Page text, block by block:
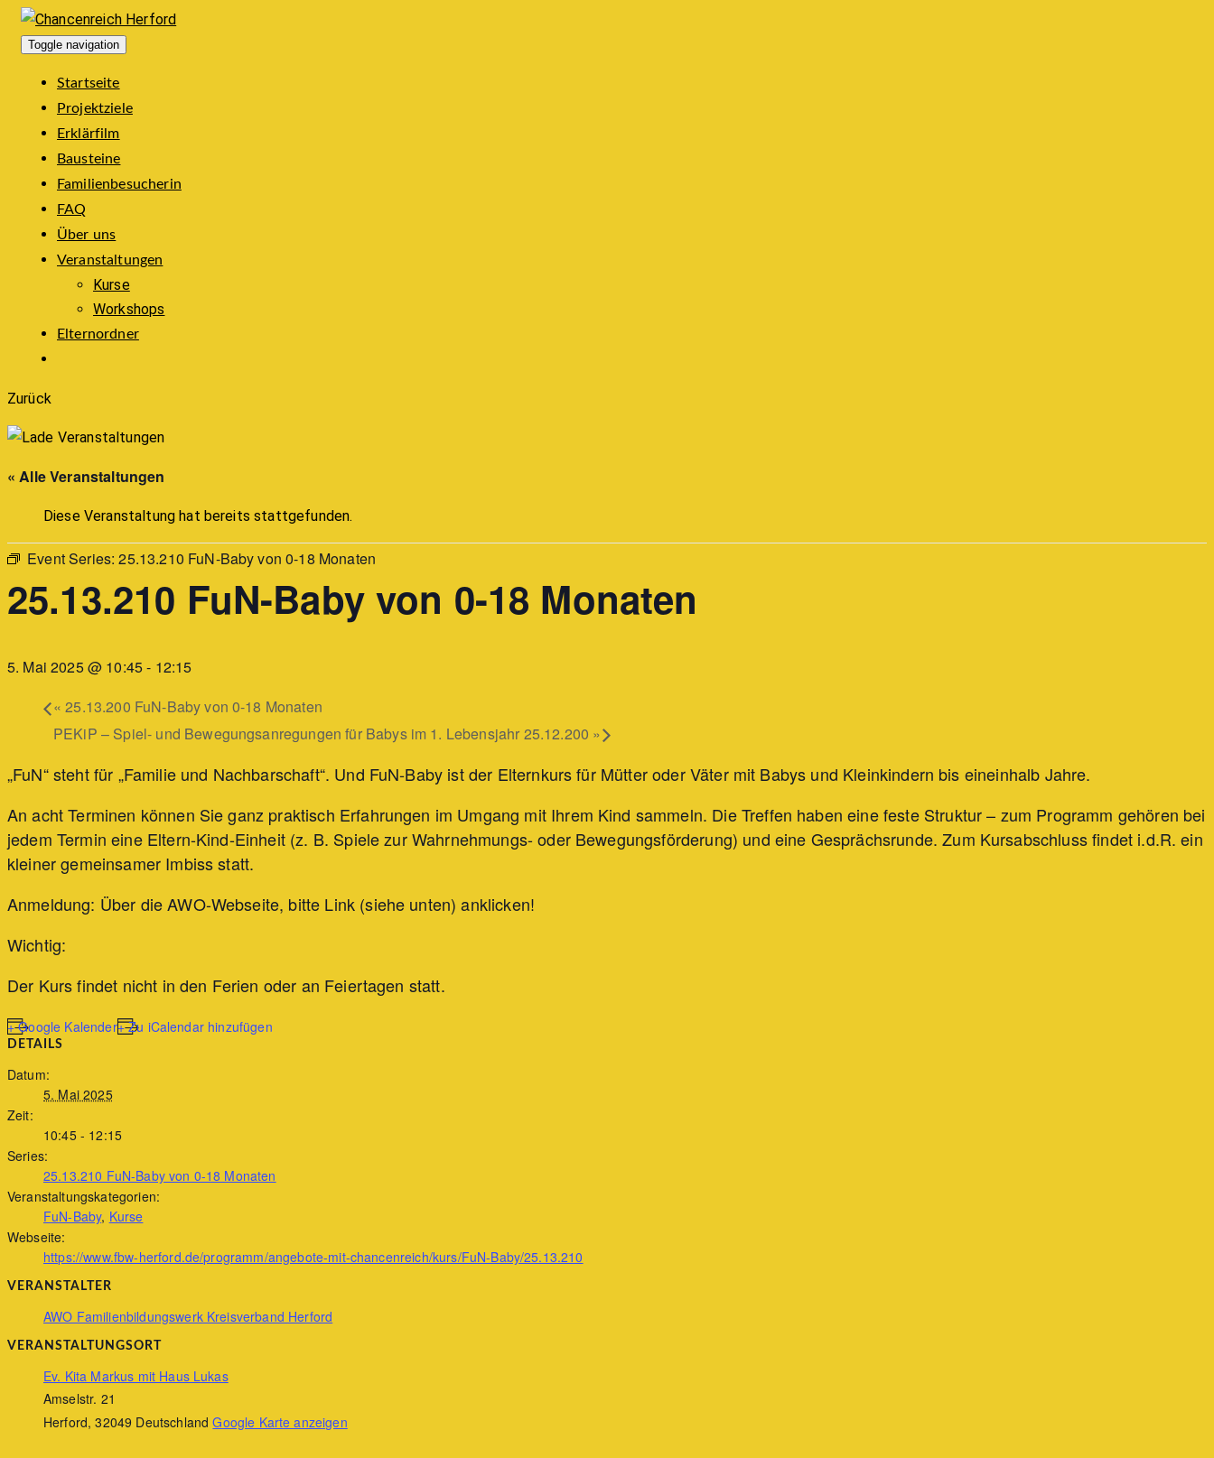
Toggle navigation
Startseite
Projektziele
Erklärfilm
Bausteine
Familienbesucherin
FAQ
Über uns
Veranstaltungen
Kurse
Workshops
Elternordner
Zurück
« Alle Veranstaltungen
Diese Veranstaltung hat bereits stattgefunden.
Event Series:25.13.210 FuN-Baby von 0-18 Monaten
25.13.210 FuN-Baby von 0-18 Monaten
5. Mai 2025 @ 10:45- 12:15
« 25.13.200 FuN-Baby von 0-18 Monaten
PEKiP – Spiel- und Bewegungsanregungen für Babys im 1. Lebensjahr 25.12.200 »
„FuN“ steht für „Familie und Nachbarschaft“. Und FuN-Baby ist der Elternkurs für Mütter oder Väter mit Babys und Kleinkindern bis eineinhalb Jahre.
An acht Terminen können Sie ganz praktisch Erfahrungen im Umgang mit Ihrem Kind sammeln. Die Treffen haben eine feste Struktur – zum Programm gehören bei
jedem Termin eine Eltern-Kind-Einheit (z. B. Spiele zur Wahrnehmungs- oder Bewegungsförderung) und eine Gesprächsrunde. Zum Kursabschluss findet i.d.R. ein
kleiner gemeinsamer Imbiss statt.
Anmeldung: Über die AWO-Webseite, bitte Link (siehe unten) anklicken!
Wichtig:
Der Kurs findet nicht in den Ferien oder an Feiertagen statt.
+ Google Kalender+ Zu iCalendar hinzufügen
DETAILS
Datum:
5. Mai 2025
Zeit:
10:45 - 12:15
Series:
25.13.210 FuN-Baby von 0-18 Monaten
Veranstaltungskategorien:
FuN-Baby, Kurse
Webseite:
https://www.fbw-herford.de/programm/angebote-mit-chancenreich/kurs/FuN-Baby/25.13.210
VERANSTALTER
AWO Familienbildungswerk Kreisverband Herford
VERANSTALTUNGSORT
Ev. Kita Markus mit Haus Lukas
Amselstr. 21
Herford, 32049 Deutschland Google Karte anzeigen